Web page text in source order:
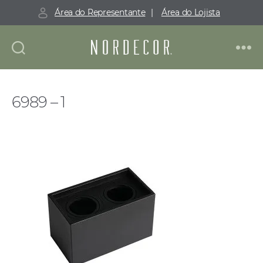
Área do Representante | Área do Lojista
Nordecor
6989 – 1